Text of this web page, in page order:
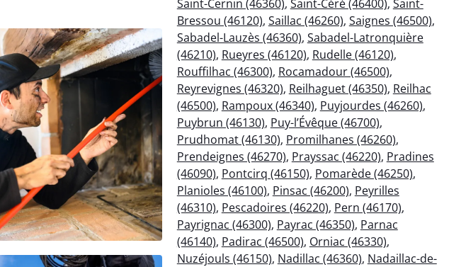
Saint-Cernin (46360), Saint-Céré (46400), Saint-
Bressou (46120), Saillac (46260), Saignes (46500),
Sabadel-Lauzès (46360), Sabadel-Latronquière
(46210), Rueyres (46120), Rudelle (46120),
Rouffilhac (46300), Rocamadour (46500),
Reyrevignes (46320), Reilhaguet (46350), Reilhac
(46500), Rampoux (46340), Puyjourdes (46260),
Puybrun (46130), Puy-l’Évêque (46700),
Prudhomat (46130), Promilhanes (46260),
Prendeignes (46270), Prayssac (46220), Pradines
(46090), Pontcirq (46150), Pomarède (46250),
Planioles (46100), Pinsac (46200), Peyrilles
(46310), Pescadoires (46220), Pern (46170),
Payrignac (46300), Payrac (46350), Parnac
(46140), Padirac (46500), Orniac (46330),
Nuzéjouls (46150), Nadillac (46360), Nadaillac-de-